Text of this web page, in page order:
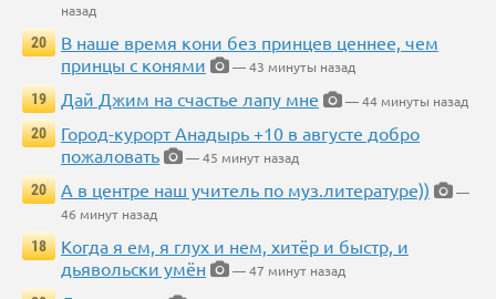
назад
20
В наше время кони без принцев ценнее, чем
принцы с конями
— 43 минуты назад
19
Дай Джим на счастье лапу мне
— 44 минуты назад
20
Город-курорт Анадырь +10 в августе добро
пожаловать
— 45 минут назад
20
А в центре наш учитель по муз.литературе))
—
46 минут назад
18
Когда я ем, я глух и нем, хитёр и быстр, и
дьявольски умён
— 47 минут назад